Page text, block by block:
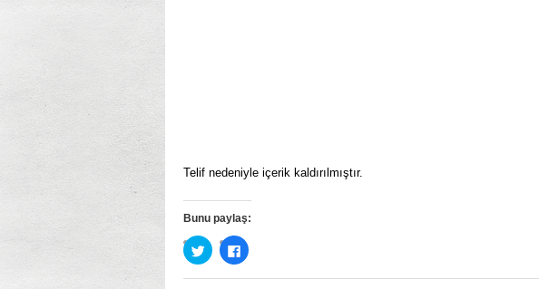
Telif nedeniyle içerik kaldırılmıştır.
Bunu paylaş:
Twitter
üzerinde
paylaşmak
için
Facebook’ta
paylaşmak
tıklayın